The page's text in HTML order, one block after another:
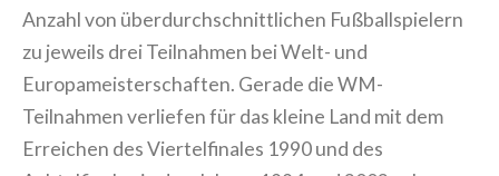
Anzahl von überdurchschnittlichen Fußballspielern
zu jeweils drei Teilnahmen bei Welt- und
Europameisterschaften. Gerade die WM-
Teilnahmen verliefen für das kleine Land mit dem
Erreichen des Viertelfinales 1990 und des